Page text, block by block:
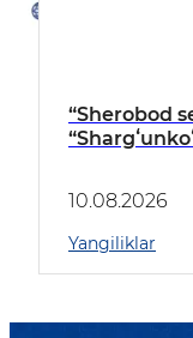
“Sherobod
10.08.2026
Yangiliklar